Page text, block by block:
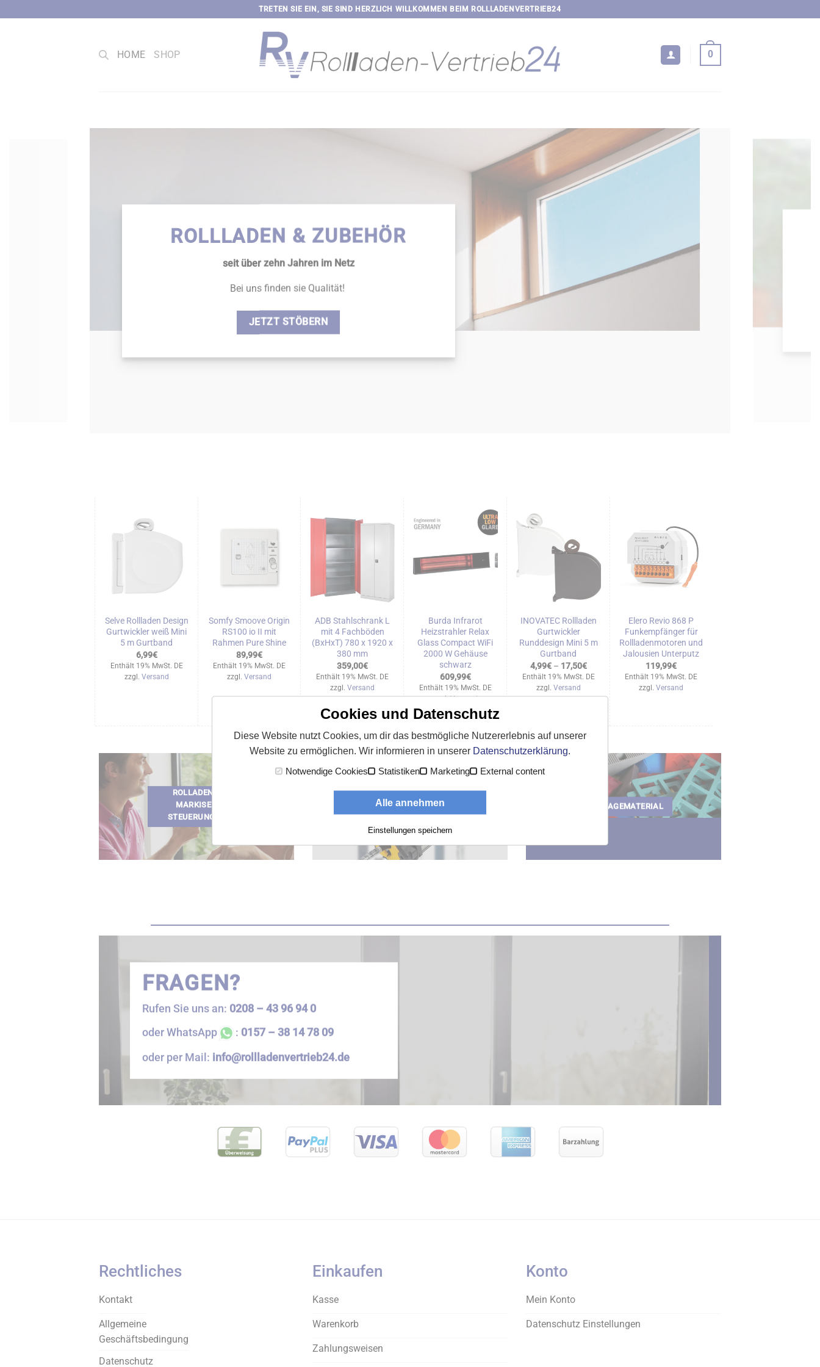
Inhalt
TRETEN SIE EIN, SIE SIND HERZLICH WILLKOMMEN BEIM ROLLLADENVERTRIEB24
HOME SHOP 0
ROLLLADEN & ZUBEHÖR
seit über zehn Jahren im Netz
Bei uns finden sie Qualität!
JETZT STÖBERN
Selve Rollladen Design
Gurtwickler weiß Mini
5 m Gurtband
6,99€
Enthält 19% MwSt. DE
zzgl. Versand
Somfy Smoove Origin
RS100 io II mit
Rahmen Pure Shine
89,99€
Enthält 19% MwSt. DE
zzgl.Versand
ADB Stahlschrank L
mit 4 Fachböden
(BxHxT) 780 x 1920 x
380 mm
359,00€
Enthält 19% MwSt. DE
zzgl.Versand
Burda Infrarot
Heizstrahler Relax
Glass Compact WiFi
2000 W Gehäuse
schwarz
609,99€
Enthält 19% MwSt. DE
zzgl.Versand
INOVATEC Rollladen
Gurtwickler
Runddesign Mini 5 m
Gurtband
4,99€ – 17,50€Preisspanne:
4,99€
bis
Enthält 19% MwSt. DE
zzgl. Versand
Elero Revio 868 P
Funkempfänger für
Rollladenmotoren und
Jalousien Unterputz
119,99€
Enthält 19% MwSt. DE
zzgl.Versand
ROLLADEN &
MARKISEN
STEUERUNGEN
ROLLADEN &
MARKISEN
MOTOREN
MONTAGEMATERIAL
FRAGEN?
Rufen Sie uns an: 0208 – 43 96 94 0
oder WhatsApp
: 0157 – 38 14 78 09
oder per Mail: info@rollladenvertrieb24.de
Rechtliches
Kontakt
Allgemeine
Geschäftsbedingung
Datenschutz
Einkaufen
Kasse
Warenkorb
Zahlungsweisen
Konto
Mein Konto
Datenschutz Einstellungen
Cookies und Datenschutz
Diese Website nutzt Cookies, um dir das bestmögliche Nutzererlebnis auf unserer
Website zu ermöglichen. Wir informieren in unserer Datenschutzerklärung
Notwendige Cookies
Statistiken Marketing External content
Alle annehmen
Einstellungen speichern